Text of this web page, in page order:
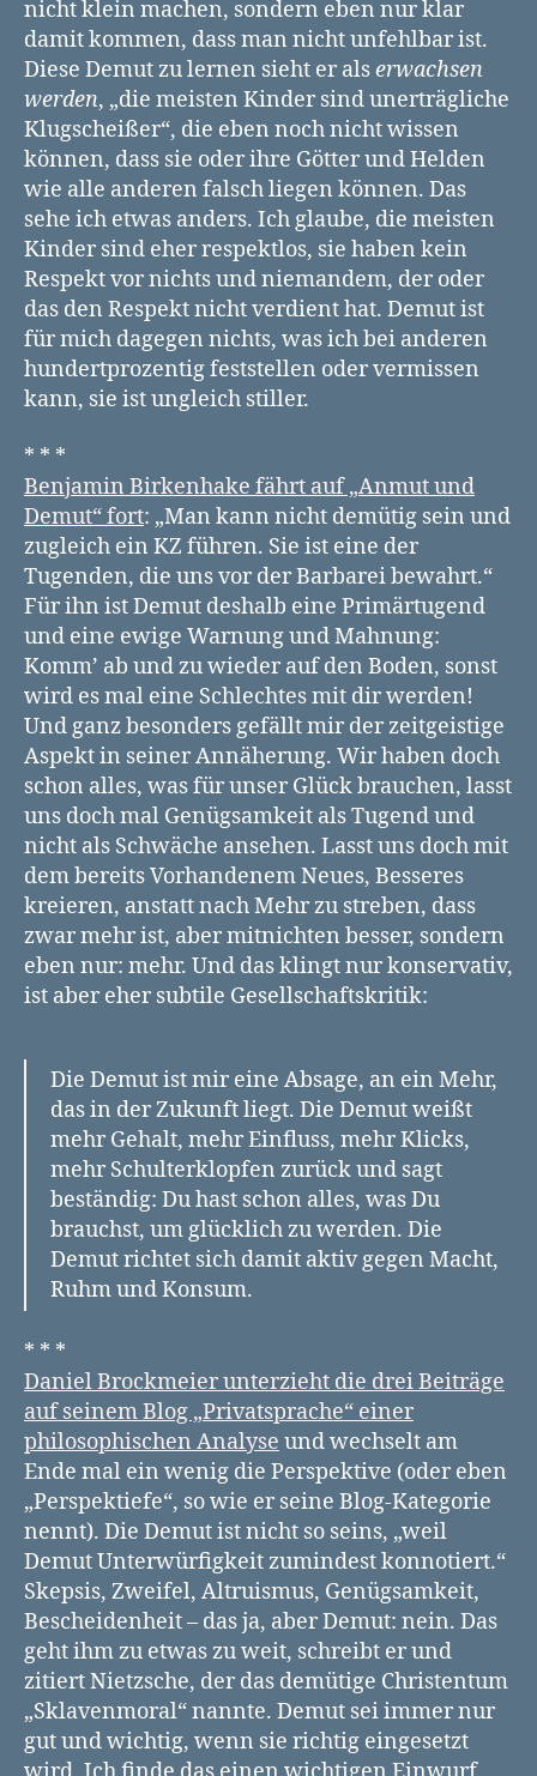
nicht klein machen, sondern eben nur klar
damit kommen, dass man nicht unfehlbar ist.
Diese Demut zu lernen sieht er alserwachsen
werden, „die meisten Kinder sind unerträgliche
Klugscheißer“, die eben noch nicht wissen
können, dass sie oder ihre Götter und Helden
wie alle anderen falsch liegen können. Das
sehe ich etwas anders. Ich glaube, die meisten
Kinder sind eher respektlos, sie haben kein
Respekt vor nichts und niemandem, der oder
das den Respekt nicht verdient hat. Demut ist
für mich dagegen nichts, was ich bei anderen
hundertprozentig feststellen oder vermissen
kann, sie ist ungleich stiller.
* * *
Benjamin Birkenhake fährt auf „Anmut und
Demut“ fort: „Man kann nicht demütig sein und
zugleich ein KZ führen. Sie ist eine der
Tugenden, die uns vor der Barbarei bewahrt.“
Für ihn ist Demut deshalb eine Primärtugend
und eine ewige Warnung und Mahnung:
Komm’ ab und zu wieder auf den Boden, sonst
wird es mal eine Schlechtes mit dir werden!
Und ganz besonders gefällt mir der zeitgeistige
Aspekt in seiner Annäherung. Wir haben doch
schon alles, was für unser Glück brauchen, lasst
uns doch mal Genügsamkeit als Tugend und
nicht als Schwäche ansehen. Lasst uns doch mit
dem bereits Vorhandenem Neues, Besseres
kreieren, anstatt nach Mehr zu streben, dass
zwar mehr ist, aber mitnichten besser, sondern
eben nur: mehr. Und das klingt nur konservativ,
ist aber eher subtile Gesellschaftskritik:
Die Demut ist mir eine Absage, an ein Mehr,
das in der Zukunft liegt. Die Demut weißt
mehr Gehalt, mehr Einfluss, mehr Klicks,
mehr Schulterklopfen zurück und sagt
beständig: Du hast schon alles, was Du
brauchst, um glücklich zu werden. Die
Demut richtet sich damit aktiv gegen Macht,
Ruhm und Konsum.
* * *
Daniel Brockmeier unterzieht die drei Beiträge
auf seinem Blog „Privatsprache“ einer
philosophischen Analyse und wechselt am
Ende mal ein wenig die Perspektive (oder eben
„Perspektiefe“, so wie er seine Blog-Kategorie
nennt). Die Demut ist nicht so seins, „weil
Demut Unterwürfigkeit zumindest konnotiert.“
Skepsis, Zweifel, Altruismus, Genügsamkeit,
Bescheidenheit – das ja, aber Demut: nein. Das
geht ihm zu etwas zu weit, schreibt er und
zitiert Nietzsche, der das demütige Christentum
„Sklavenmoral“ nannte. Demut sei immer nur
gut und wichtig, wenn sie richtig eingesetzt